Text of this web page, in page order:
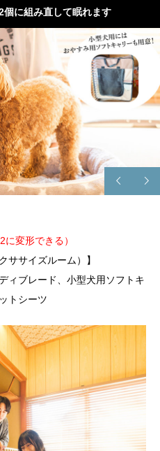
に組み直して眠れます
変形できる）
ササイズルーム）】
ィブレード、小型犬用ソフトキ
トシーツ